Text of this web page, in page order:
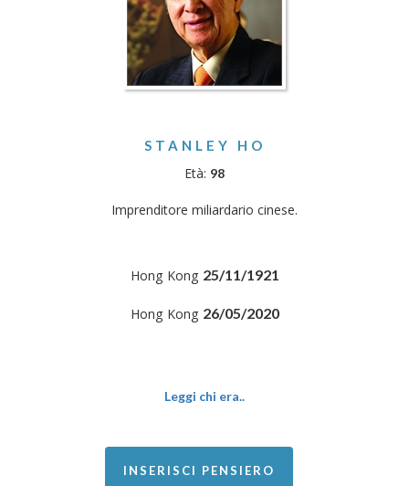
STANLEY HO
Età: 98
Imprenditore miliardario cinese.
Hong Kong 25/11/1921
Hong Kong 26/05/2020
Leggi chi era..
INSERISCI PENSIERO